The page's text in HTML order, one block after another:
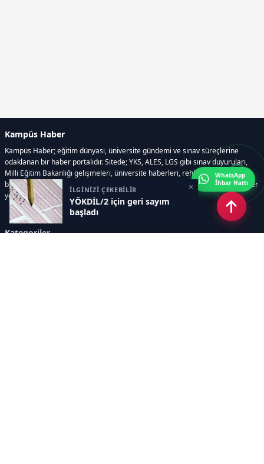
İLGİNİZİ ÇEKEBİLİR
YÖKDİL/2 için geri sayım
başladı
×
Kampüs Haber
Kampüs Haber; eğitim dünyası, üniversite gündemi ve sınav süreçlerine
odaklanan bir haber portalıdır. Sitede; YKS, ALES, LGS gibi sınav duyuruları,
Milli Eğitim Bakanlığı gelişmeleri, üniversite haberleri, rehberlik içerikleri,
bilim ve teknoloji alanındaki yenilikler ile öğrenci yaşamına dair güncel bilgiler
yer alır.
Kategoriler
WhatsApp
İhbar Hattı